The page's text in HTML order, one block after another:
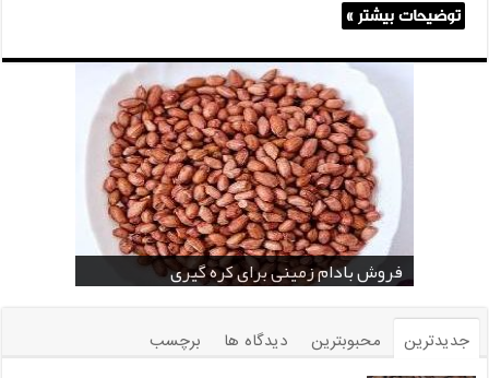
توضیحات بیشتر »
قیمت خرید دانه خام کاکائو
فروش بادام زمینی برای کره گیری
خرید عمده کنجد در تهران
خرید عمده کنجد سیاه و سفید
خرید بادام زمینی فله
خرید عمده کنجد سیاه
خرید عمده کنجد سفید
قیمت خرید کافی میت در کرمان
فروش انواع کنجد در یزد ( Sesame )
جدیدترین محبوبترین دیدگاه ها
برچسب